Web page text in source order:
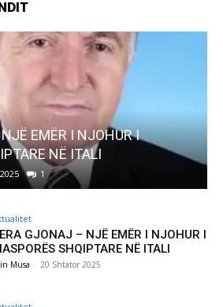
EMËR I NJOHUR I
NË ITALI
1
GJONAJ – NJË EMËR I NJOHUR I
SHQIPTARE NË ITALI
Musa - 20 Shtator 2025